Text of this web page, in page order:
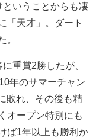
いうことからも凄
「天才」。ダート
。
重賞2勝したが、
年のサマーチャン
敗れ、その後も精
オープン特別にも
ば1年以上も勝利か